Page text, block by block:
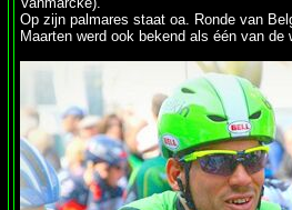
Op zijn palmares staat oa. Ronde van
Maarten werd ook bekend als één van